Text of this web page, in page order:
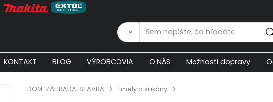
Zákaznícka
KONTAKT BLOG VÝROBCOVIA O NÁS Možnosti dopravy
DOM-ZÁHRADA-STAVBA Tmely a silikóny